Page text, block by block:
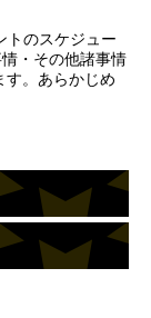
トのスケジュー
・その他諸事情
す。あらかじめ